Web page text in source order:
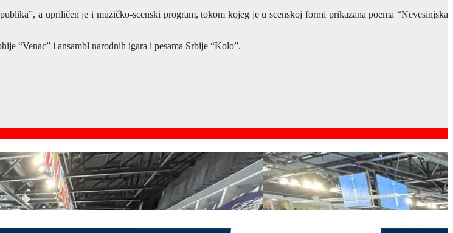
a upriličen je i muzičko-scenski program, tokom kojeg je u scenskoj formi prikazana poema “Nevesinjska
“Venac” i ansambl narodnih igara i pesama Srbije “Kolo”.